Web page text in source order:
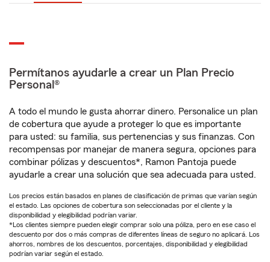
Permítanos ayudarle a crear un Plan Precio
Personal®
A todo el mundo le gusta ahorrar dinero. Personalice un plan
de cobertura que ayude a proteger lo que es importante
para usted: su familia, sus pertenencias y sus finanzas. Con
recompensas por manejar de manera segura, opciones para
combinar pólizas y descuentos*, Ramon Pantoja puede
ayudarle a crear una solución que sea adecuada para usted.
Los precios están basados en planes de clasificación de primas que varían según
el estado. Las opciones de cobertura son seleccionadas por el cliente y la
disponibilidad y elegibilidad podrían variar.
*Los clientes siempre pueden elegir comprar solo una póliza, pero en ese caso el
descuento por dos o más compras de diferentes líneas de seguro no aplicará. Los
ahorros, nombres de los descuentos, porcentajes, disponibilidad y elegibilidad
podrían variar según el estado.